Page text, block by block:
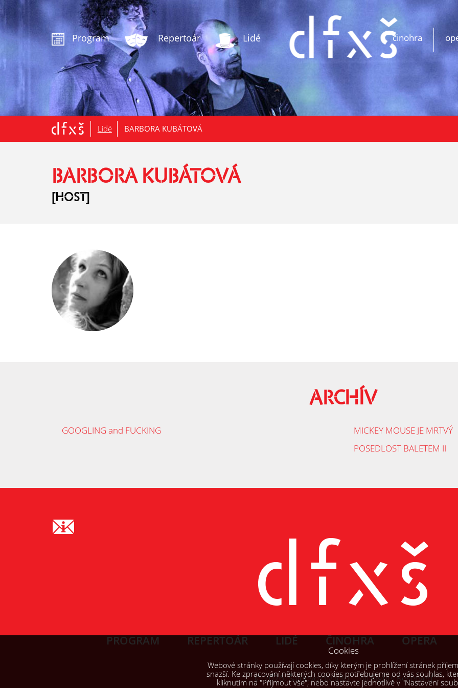
Program Repertoár Lidé činohra
.
Lidé BARBORA KUBÁTOVÁ
BARBORA KUBÁTOVÁ
[HOST]
ARCHÍV
GOOGLING and FUCKING MICKEY MOUSE JE MRTVÝ
POSEDLOST BALETEM II
PROGRAM REPERTOÁR LIDÉ ČINOHRA OPERA
© 2026, Šaldovo divadlo All Rights Reserved
Cookies
Webové stránky používají cookies, díky kterým je prohlížení stránek
snazší. Ke zpracování některých cookies potřebujeme od vás souhlas,
kliknutím na "Přijmout vše", nebo nastavte jednotlivě v "Nastavení